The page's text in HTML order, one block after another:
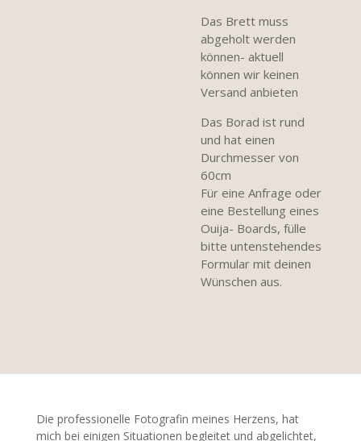
Das Brett muss
abgeholt werden
können- aktuell
können wir keinen
Versand anbieten
Das Borad ist rund
und hat einen
Durchmesser von
60cm
Für eine Anfrage oder
eine Bestellung eines
Ouija- Boards, fülle
bitte untenstehendes
Formular mit deinen
Wünschen aus.
Die professionelle Fotografin meines Herzens, hat
mich bei einigen Situationen begleitet und abgelichtet,